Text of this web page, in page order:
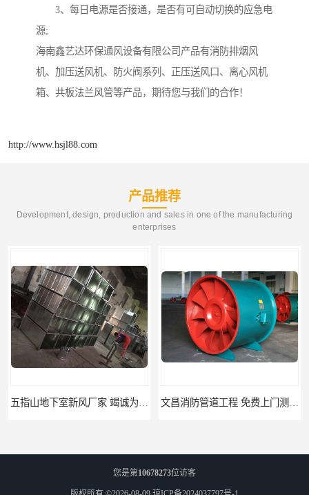
3、每日电源是否接通，是否有可自动切换的应急电
源;
海南鑫艺达环保通风设备有限公司产品有消防排烟风
机、加压送风机、防火阀系列、正压送风口、离心风机
箱、共板法兰风管等产品，期待您与我们的合作！
http://www.hsjl88.com
产品推荐
Development, design, production and sales in one of the manufacturing
enterprises
您是第10678273位访客